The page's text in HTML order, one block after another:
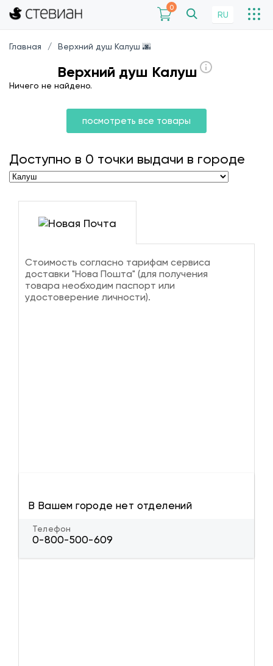
0
RU
Главная Верхний душ Калуш 🌆
Верхний душ Калуш
Ничего не найдено.
посмотреть все товары
Доступно в 0 точки выдачи в городе
Стоимость согласно тарифам сервиса
доставки "Нова Пошта" (для получения
товара необходим паспорт или
удостоверение личности).
В Вашем городе нет отделений
Телефон
0-800-500-609